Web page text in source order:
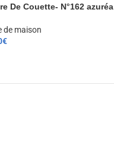
De Couette- N°162 azuréa
de maison
€